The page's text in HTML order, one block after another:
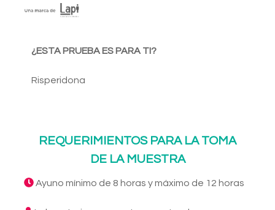
¿ESTA PRUEBA ES PARA TI?
Risperidona
REQUERIMIENTOS PARA LA TOMA
DE LA MUESTRA
Ayuno mínimo de 8 horas y máximo de 12 horas